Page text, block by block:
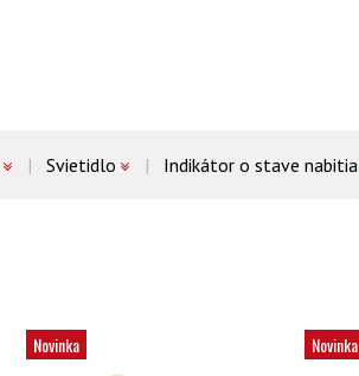
Svietidlo Indikátor o stave nabitia
Novinka Novinka